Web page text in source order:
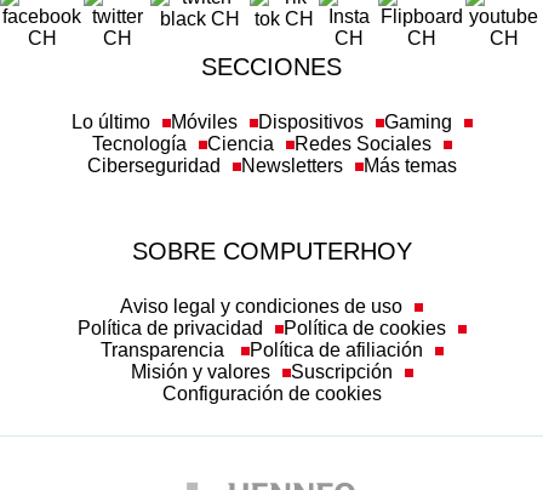
SECCIONES
Tecnología
Ciencia
Redes Sociales
Ciberseguridad
Newsletters Más temas
Política de privacidad
Política de cookies
Transparencia
Política de afiliación
Misión y valores
Suscripción
Configuración de cookies